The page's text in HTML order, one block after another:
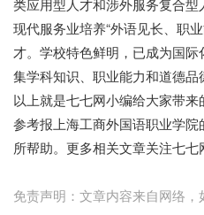
类应用型人才和涉外服务复合
现代服务业培养“外语见长、职
才。学校特色鲜明，已成为国际
集学科知识、职业能力和道德品
以上就是七七网小编给大家带
参考报上海工商外国语职业学
所帮助。更多相关文章关注七七
免责声明：文章内容来自网络，